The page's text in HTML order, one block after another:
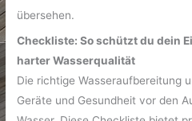
übersehen.
Checkliste: So schützt du dein
harter Wasserqualität
Die richtige Wasseraufbereitung
Geräte und Gesundheit vor den